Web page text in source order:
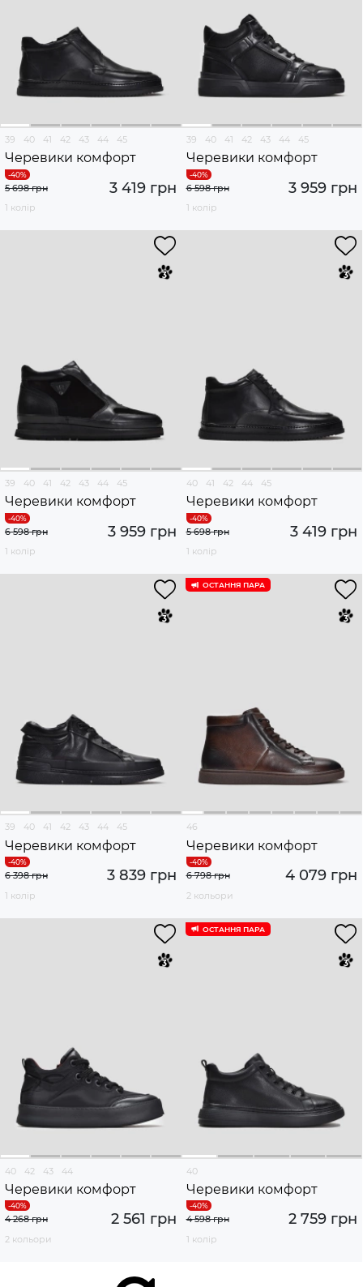
39 40 41 42 43 44 45
Черевики комфорт
3 419 грн
5 698 грн
1 колір
39 40 41 42 43 44 45
Черевики комфорт
3 959 грн
6 598 грн
1 колір
39 40 41 42 43 44 45
Черевики комфорт
3 959 грн
6 598 грн
1 колір
40 41 42 44 45
Черевики комфорт
3 419 грн
5 698 грн
1 колір
39 40 41 42 43 44 45
Черевики комфорт
3 839 грн
6 398 грн
1 колір
ОСТАННЯ ПАРА
46
Черевики комфорт
4 079 грн
6 798 грн
2 кольори
40 42 43 44
Черевики комфорт
2 561 грн
4 268 грн
2 кольори
ОСТАННЯ ПАРА
40
Черевики комфорт
2 759 грн
4 598 грн
1 колір